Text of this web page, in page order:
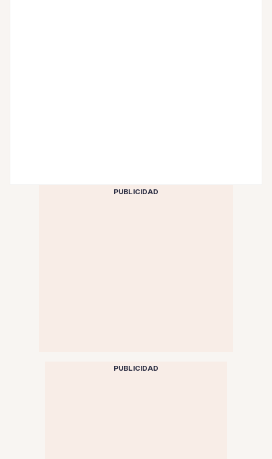
PUBLICIDAD
PUBLICIDAD